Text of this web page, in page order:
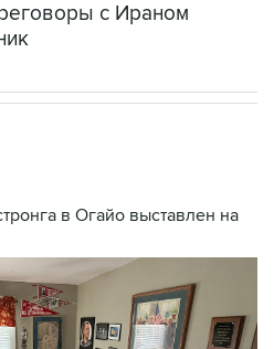
с Ираном
в Огайо выставлен на